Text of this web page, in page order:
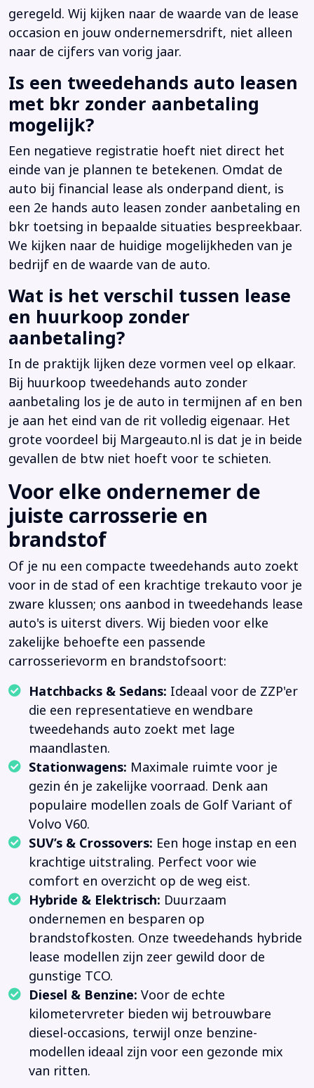
geregeld. Wij kijken naar de waarde van de lease
occasion en jouw ondernemersdrift, niet alleen
naar de cijfers van vorig jaar.
Is een tweedehands auto leasen
met bkr zonder aanbetaling
mogelijk?
Een negatieve registratie hoeft niet direct het
einde van je plannen te betekenen. Omdat de
auto bij financial lease als onderpand dient, is
een 2e hands auto leasen zonder aanbetaling en
bkr toetsing in bepaalde situaties bespreekbaar.
We kijken naar de huidige mogelijkheden van je
bedrijf en de waarde van de auto.
Wat is het verschil tussen lease
en huurkoop zonder
aanbetaling?
In de praktijk lijken deze vormen veel op elkaar.
Bij huurkoop tweedehands auto zonder
aanbetaling los je de auto in termijnen af en ben
je aan het eind van de rit volledig eigenaar. Het
grote voordeel bij Margeauto.nl is dat je in beide
gevallen de btw niet hoeft voor te schieten.
Voor elke ondernemer de
juiste carrosserie en
brandstof
Of je nu een compacte tweedehands auto zoekt
voor in de stad of een krachtige trekauto voor je
zware klussen; ons aanbod in tweedehands lease
auto's is uiterst divers. Wij bieden voor elke
zakelijke behoefte een passende
carrosserievorm en brandstofsoort:
Hatchbacks & Sedans: Ideaal voor de ZZP'er
die een representatieve en wendbare
tweedehands auto zoekt met lage
maandlasten.
Stationwagens: Maximale ruimte voor je
gezin én je zakelijke voorraad. Denk aan
populaire modellen zoals de Golf Variant of
Volvo V60.
SUV’s & Crossovers: Een hoge instap en een
krachtige uitstraling. Perfect voor wie
comfort en overzicht op de weg eist.
Hybride & Elektrisch: Duurzaam
ondernemen en besparen op
brandstofkosten. Onze tweedehands hybride
lease modellen zijn zeer gewild door de
gunstige TCO.
Diesel & Benzine: Voor de echte
kilometervreter bieden wij betrouwbare
diesel-occasions, terwijl onze benzine-
modellen ideaal zijn voor een gezonde mix
van ritten.